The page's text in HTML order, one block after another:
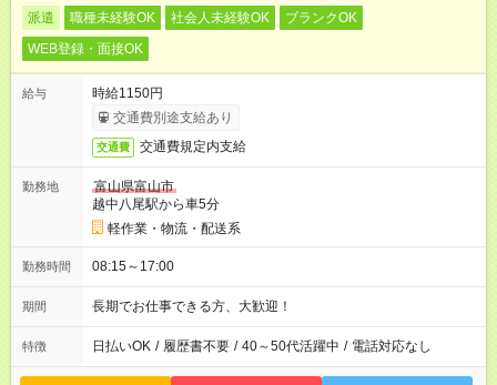
派遣 職種未経験OK 社会人未経験OK
ブランクOK
WEB登録・面接OK
給与
時給1150円
交通費別途支給あり
交通費 交通費規定内支給
勤務地
富山県富山市
越中八尾駅から車5分
軽作業・物流・配送系
勤務時間 08:15～17:00
期間 長期でお仕事できる方、大歓迎！
特徴 日払いOK / 履歴書不要 / 40～50代活躍中 / 電話対応なし